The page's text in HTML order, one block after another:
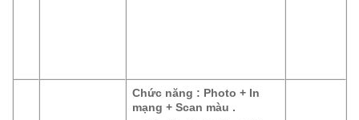
Chức năng : Photo + In
mạng + Scan màu .